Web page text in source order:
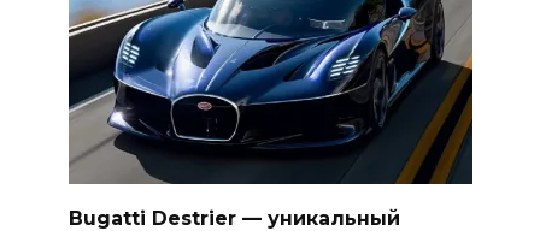
Bugatti Destrier — уникальный